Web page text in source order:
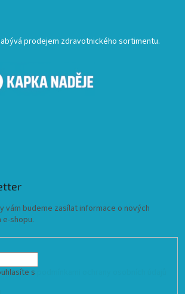
prodejem zdravotnického sortimentu.
vám budeme zasílat informace o nových
e-shopu.
s